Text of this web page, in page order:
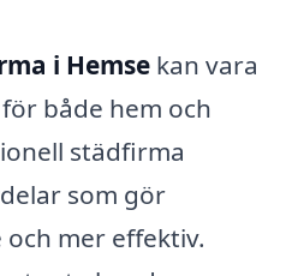
i Hemse kan vara
både hem och
städfirma
som gör
mer effektiv.